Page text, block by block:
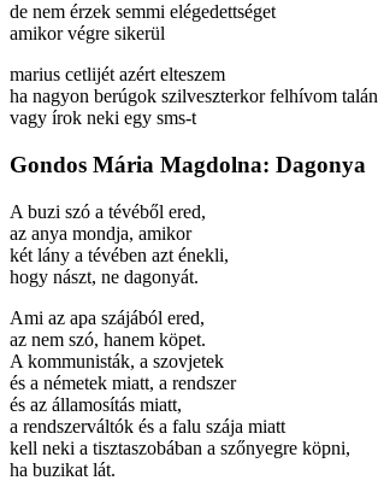
de nem érzek semmi elégedettséget
amikor végre sikerül
marius cetlijét azért elteszem
ha nagyon berúgok szilveszterkor felhívom talán
vagy írok neki egy sms-t
Gondos Mária Magdolna: Dagonya
A buzi szó a tévéből ered,
az anya mondja, amikor
két lány a tévében azt énekli,
hogy nászt, ne dagonyát.
Ami az apa szájából ered,
az nem szó, hanem köpet.
A kommunisták, a szovjetek
és a németek miatt, a rendszer
és az államosítás miatt,
a rendszerváltók és a falu szája miatt
kell neki a tisztaszobában a szőnyegre köpni,
ha buzikat lát.